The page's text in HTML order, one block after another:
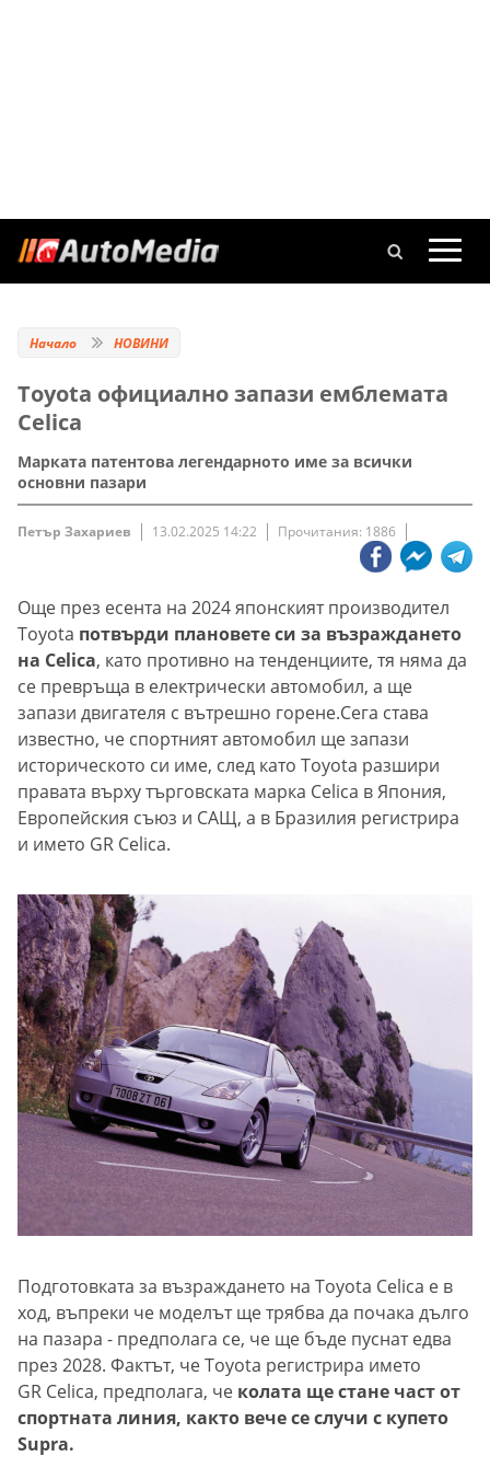
Начало НОВИНИ
Toyota официално запази емблемата
Celica
Марката патентова легендарното име за всички
основни пазари
Петър Захариев 13.02.2025 14:22 Прочитания: 1886
Още през есента на 2024 японският производител
Toyota потвърди плановете си за възраждането
на Celica, като противно на тенденциите, тя няма да
се превръща в електрически автомобил, а ще
запази двигателя с вътрешно горене.Сега става
известно, че спортният автомобил ще запази
историческото си име, след като Toyota разшири
правата върху търговската марка Celica в Япония,
Европейския съюз и САЩ, а в Бразилия регистрира
и името GR Celica.
Подготовката за възраждането на Toyota Celica е в
ход, въпреки че моделът ще трябва да почака дълго
на пазара - предполага се, че ще бъде пуснат едва
през 2028. Фактът, че Toyota регистрира името
GR Celica, предполага, че колата ще стане част от
спортната линия, както вече се случи с купето
Supra.